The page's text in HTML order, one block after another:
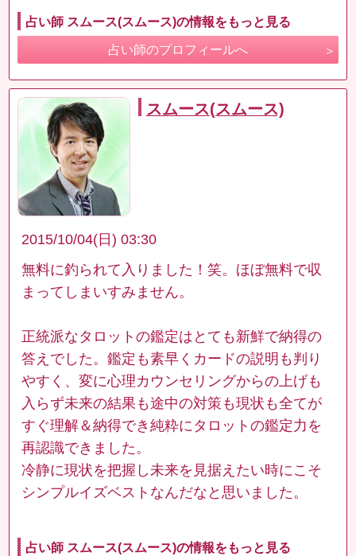
占い師 スムース(スムース)の情報をもっと見る
占い師のプロフィールへ
スムース(スムース)
2015/10/04(日) 03:30
無料に釣られて入りました！笑。ほぼ無料で収
まってしまいすみません。
正統派なタロットの鑑定はとても新鮮で納得の
答えでした。鑑定も素早くカードの説明も判り
やすく、変に心理カウンセリングからの上げも
入らず未来の結果も途中の対策も現状も全てが
すぐ理解＆納得でき純粋にタロットの鑑定力を
再認識できました。
冷静に現状を把握し未来を見据えたい時にこそ
シンプルイズベストなんだなと思いました。
占い師 スムース(スムース)の情報をもっと見る